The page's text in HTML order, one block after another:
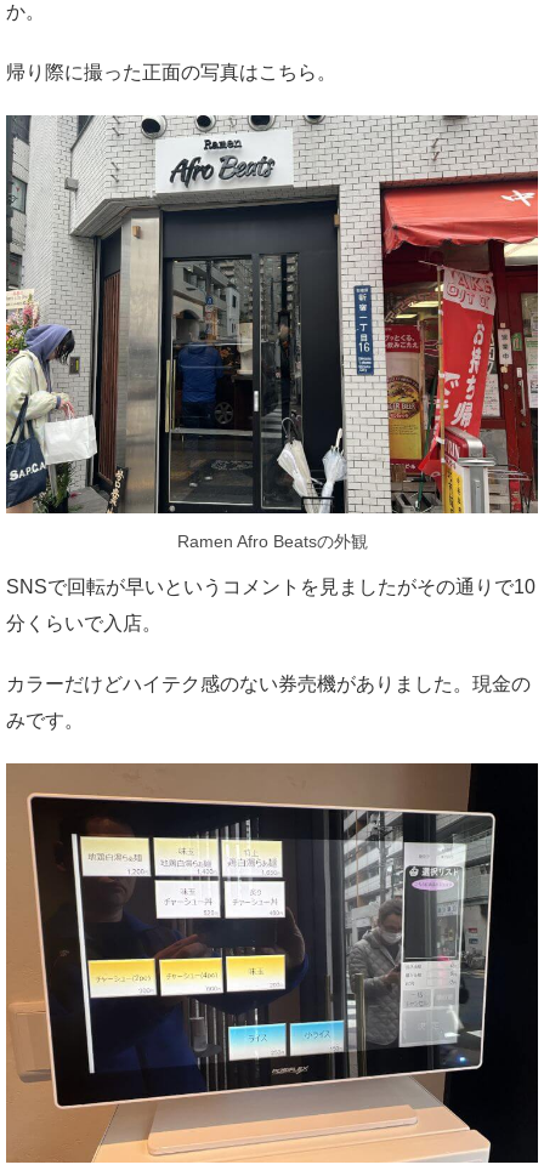
か。
帰り際に撮った正面の写真はこちら。
Ramen Afro Beatsの外観
SNSで回転が早いというコメントを見ましたがその通りで10
分くらいで入店。
カラーだけどハイテク感のない券売機がありました。現金の
みです。